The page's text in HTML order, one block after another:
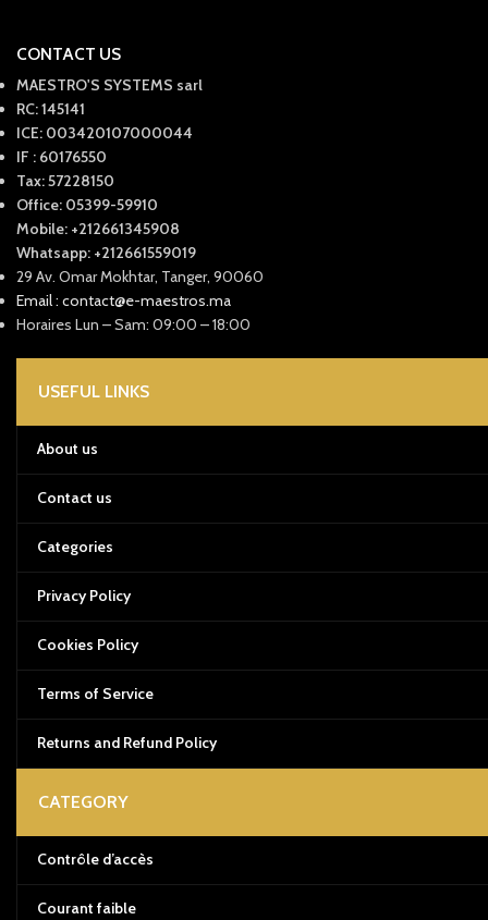
CONTACT US
MAESTRO'S SYSTEMS sarl
RC: 145141
ICE: 003420107000044
IF : 60176550
Tax: 57228150
Office: 05399-59910
Mobile: +212661345908
Whatsapp: +212661559019
29 Av. Omar Mokhtar, Tanger, 90060
Email : contact@e-maestros.ma
Horaires Lun – Sam: 09:00 – 18:00
USEFUL LINKS
About us
Contact us
Categories
Privacy Policy
Cookies Policy
Terms of Service
Returns and Refund Policy
CATEGORY
Contrôle d’accès
Courant faible